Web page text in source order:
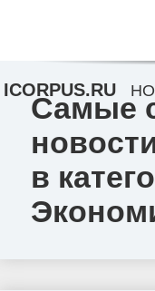
Самые
в
ICORPUS.RU